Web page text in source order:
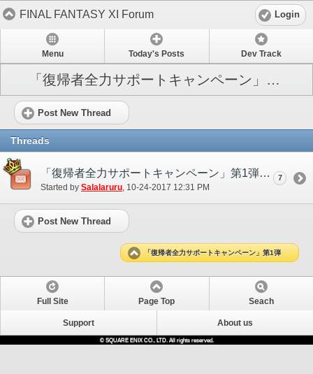
FINAL FANTASY XI Forum Login
Menu Today's Posts Dev Track
「復帰者全力サポートキャンペーン」第1弾
Post New Thread
Threads
「復帰者全力サポートキャンペーン」第1弾について
Started by Salalaruru‎, 10-24-2017 12:31 PM
7
Post New Thread
「復帰者全力サポートキャンペーン」第1弾
Full Site Page Top Seach
Support About us
© SQUARE ENIX CO., LTD. All rights reserved.